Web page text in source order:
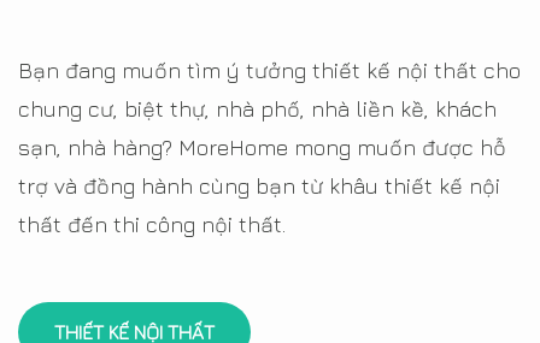
Bạn đang muốn tìm ý tưởng thiết kế nội thất cho
chung cư, biệt thự, nhà phố, nhà liền kề, khách
sạn, nhà hàng? MoreHome mong muốn được hỗ
trợ và đồng hành cùng bạn từ khâu thiết kế nội
thất đến thi công nội thất.
THIẾT KẾ NỘI THẤT